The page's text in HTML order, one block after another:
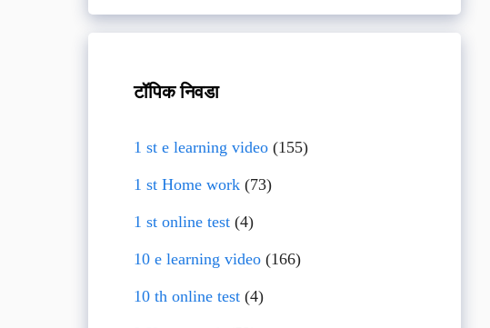
टॉपिक निवडा
1 st e learning video(155)
1 st Home work(73)
1 st online test(4)
10 e learning video(166)
10 th online test(4)